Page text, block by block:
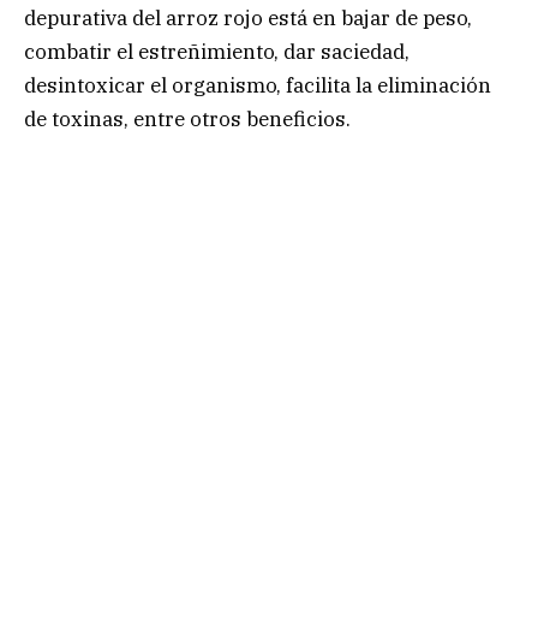
depurativa del arroz rojo está en bajar de peso,
combatir el estreñimiento, dar saciedad,
desintoxicar el organismo, facilita la eliminación
de toxinas, entre otros beneficios.